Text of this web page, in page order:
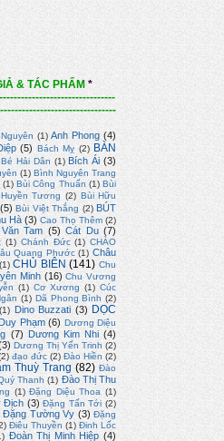
& TÁC PHẨM *
(1) Anh Phong (4)
(5) Bách Mỵ (2) BÀN
Bé Hải Dân (1) Bích Ái (3)
(1) Bình Nguyên Trang
(1) Bùi Công Thuấn (1) Bùi
Tương (2) Bùi Hữu
(5) Bùi Việt Thắng (2) BÚT
Hà (3) Cao Thọ Thêm (2)
Tam (5) Cát Du (7)
(1) Chánh Đức (1) CHÀO
Quang Phước (1) Châu
(1) CHỦ BIÊN (141) Chu
Minh (16) Chu Vương
(1) Cơ Xương (1) Cúc
(1) Dã Phong Bình (2)
(1) Dino Buzzati (3) DỌC
Duy Phạm (6) Dương Diệu
(7) Dương Kim Nhi (4)
Dương Thị Yến Trinh (2)
đạo đức (2) Đào Hiền (2)
Thuỳ Trang (82) Đào
Thanh (1) Đào Thị Thu
(1) Đặng Diệu Thoa (1)
Địch (3) Đặng Tấn Tới (2)
Đặng Tường Vy (3) Đặng
Điêu Thuyền (1) Đinh Lốc
Đoàn Thị Minh Hiệp (4)